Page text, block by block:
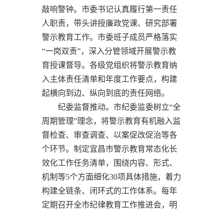
敲响警钟。市委书记认真履行第一责任
人职责，带头讲授廉政党课、研究部署
警示教育工作。市委班子成员严格落实
“一岗双责”，深入分管领域开展警示教
育授课督导。各级党组织将警示教育纳
入主体责任清单和年度工作要点，构建
起横向到边、纵向到底的责任网络。
纪委监督推动。市纪委监委树立“全
周期管理”理念，将警示教育有机融入监
督检查、审查调查、以案促改促治等各
个环节。制定宜昌市警示教育常态化长
效化工作任务清单，围绕内容、形式、
机制等5个方面细化30项具体措施，着力
构建全链条、闭环式的工作体系。每年
定期召开全市纪律教育工作推进会，明